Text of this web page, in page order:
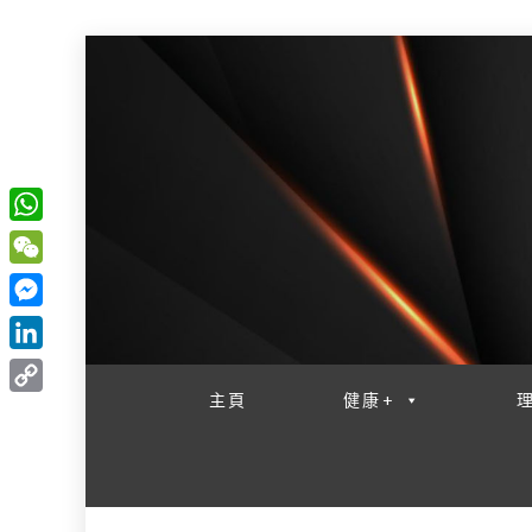
主頁 健康+
W
h
a
t
s
W
e
C
h
M
e
s
L
i